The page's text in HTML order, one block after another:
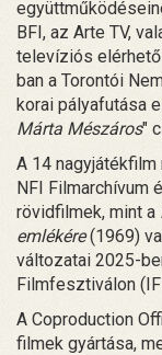
BFI, az Arte TV,
televíziós
ban a Torontói
korai pályafutása
Márta Mészáros"
A 14
NFI Filmarchívum
rövidfilmek, mint a
emlékére(1969)
változatai 2025-
Filmfesztiválon
A Coproduction
filmek gyártása,